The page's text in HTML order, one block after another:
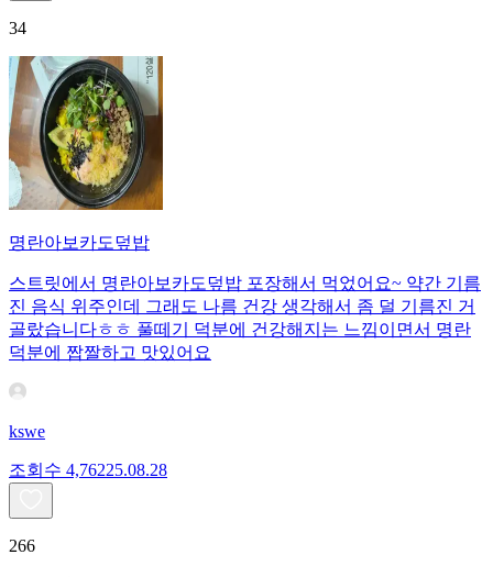
34
명란아보카도덮밥
스트릿에서 명란아보카도덮밥 포장해서 먹었어요~ 약간 기름
진 음식 위주인데 그래도 나름 건강 생각해서 좀 덜 기름진 거
골랐습니다ㅎㅎ 풀떼기 덕분에 건강해지는 느낌이면서 명란
덕분에 짭짤하고 맛있어요
kswe
조회수 4,76225.08.28
266